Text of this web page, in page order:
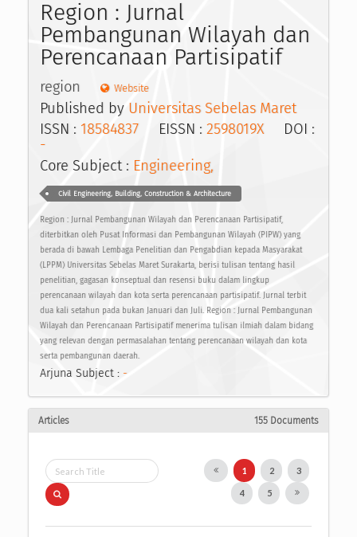
Region : Jurnal
Pembangunan Wilayah dan
Perencanaan Partisipatif
region Website
Published by Universitas Sebelas Maret
ISSN : 18584837 EISSN : 2598019XDOI :
-
Core Subject : Engineering,
Civil Engineering, Building, Construction & Architecture
Region : Jurnal Pembangunan Wilayah dan Perencanaan Partisipatif,
diterbitkan oleh Pusat Informasi dan Pembangunan Wilayah (PIPW) yang
berada di bawah Lembaga Penelitian dan Pengabdian kepada Masyarakat
(LPPM) Universitas Sebelas Maret Surakarta, berisi tulisan tentang hasil
penelitian, gagasan konseptual dan resensi buku dalam lingkup
perencanaan wilayah dan kota serta perencanaan partisipatif. Jurnal terbit
dua kali setahun pada bukan Januari dan Juli. Region : Jurnal Pembangunan
Wilayah dan Perencanaan Partisipatif menerima tulisan ilmiah dalam bidang
yang relevan dengan permasalahan tentang perencanaan wilayah dan kota
serta pembangunan daerah.
Arjuna Subject : -
Articles 155 Documents
1 2 3
4 5